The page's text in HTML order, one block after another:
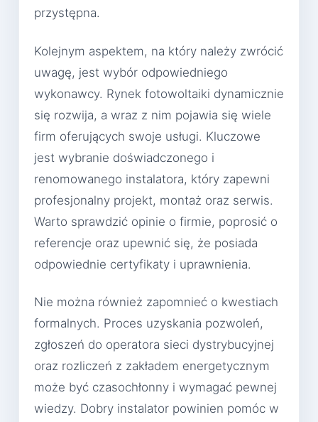
przystępna.
Kolejnym aspektem, na który należy zwrócić
uwagę, jest wybór odpowiedniego
wykonawcy. Rynek fotowoltaiki dynamicznie
się rozwija, a wraz z nim pojawia się wiele
firm oferujących swoje usługi. Kluczowe
jest wybranie doświadczonego i
renomowanego instalatora, który zapewni
profesjonalny projekt, montaż oraz serwis.
Warto sprawdzić opinie o firmie, poprosić o
referencje oraz upewnić się, że posiada
odpowiednie certyfikaty i uprawnienia.
Nie można również zapomnieć o kwestiach
formalnych. Proces uzyskania pozwoleń,
zgłoszeń do operatora sieci dystrybucyjnej
oraz rozliczeń z zakładem energetycznym
może być czasochłonny i wymagać pewnej
wiedzy. Dobry instalator powinien pomóc w